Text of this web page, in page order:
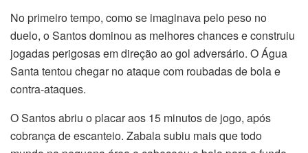
No primeiro tempo, como se imaginava pelo peso no
duelo, o Santos dominou as melhores chances e construiu
jogadas perigosas em direção ao gol adversário. O Água
Santa tentou chegar no ataque com roubadas de bola e
contra-ataques.
O Santos abriu o placar aos 15 minutos de jogo, após
cobrança de escanteio. Zabala subiu mais que todo